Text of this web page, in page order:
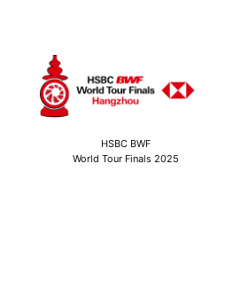
HSBC BWF
World Tour Finals 2025